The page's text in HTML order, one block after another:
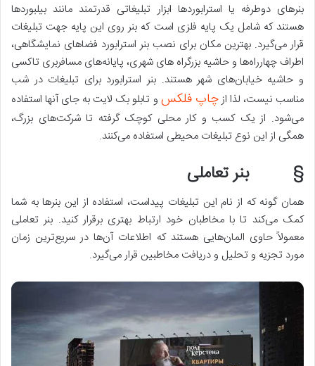
بنرهای دوطرفه یا استرابوردها ابزار تبلیغاتی قدرتمند مانند بیلبوردها
هستند که شامل یک پایه فلزی است که بنر روی این پایه جهت تبلیغات
قرار می‌گیرد. بهترین مکان برای نصب بنر استرابورد فضاهای نمایشگاهی،
اطراف چهارراه‌ها و حاشیه بزرگراه های شهری، پایانه‌های مسافربری تاکسی
و حاشیه خیابان‌های شهر هستند. بنر استرابورد برای تبلیغات در شب
مناسب نیست، لذا ازچاپ فلکس و تابلو بک لایت به جای آنها استفاده
می‌شود. از یک کسب و کار محلی کوچک گرفته تا شرکت‌های بزرگ،
همگی از این نوع تبلیغات محیطی استفاده می‌کنند.
§ بنر تعاملی
همان ‌گونه‌ که از نام این تبلیغات پیداست، استفاده از این بنرها به شما
کمک می‌کند تا با مخاطبان خود ارتباط بهتری برقرار کنید. بنر تعاملی
معمولاً حاوی المان‌هایی هستند که اطلاعات آن‌ها در سریع‌ترین زمان
مورد تجزیه و تحلیل و دریافت مخاطبین قرار می‌گیرد.